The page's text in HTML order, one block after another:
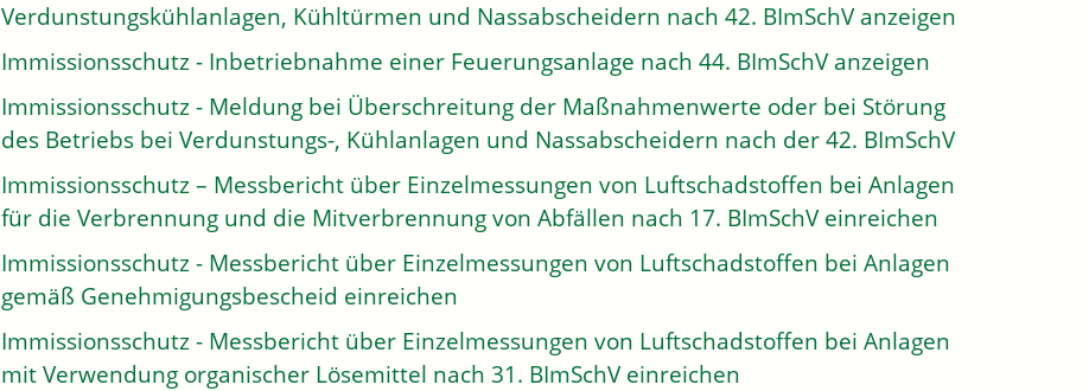
Verdunstungskühlanlagen, Kühltürmen und Nassabscheidern nach 42. BImSchV anzeigen
Immissionsschutz - Inbetriebnahme einer Feuerungsanlage nach 44. BImSchV anzeigen
Immissionsschutz - Meldung bei Überschreitung der Maßnahmenwerte oder bei Störung
des Betriebs bei Verdunstungs-, Kühlanlagen und Nassabscheidern nach der 42. BImSchV
Immissionsschutz – Messbericht über Einzelmessungen von Luftschadstoffen bei Anlagen
für die Verbrennung und die Mitverbrennung von Abfällen nach 17. BImSchV einreichen
Immissionsschutz - Messbericht über Einzelmessungen von Luftschadstoffen bei Anlagen
gemäß Genehmigungsbescheid einreichen
Immissionsschutz - Messbericht über Einzelmessungen von Luftschadstoffen bei Anlagen
mit Verwendung organischer Lösemittel nach 31. BImSchV einreichen